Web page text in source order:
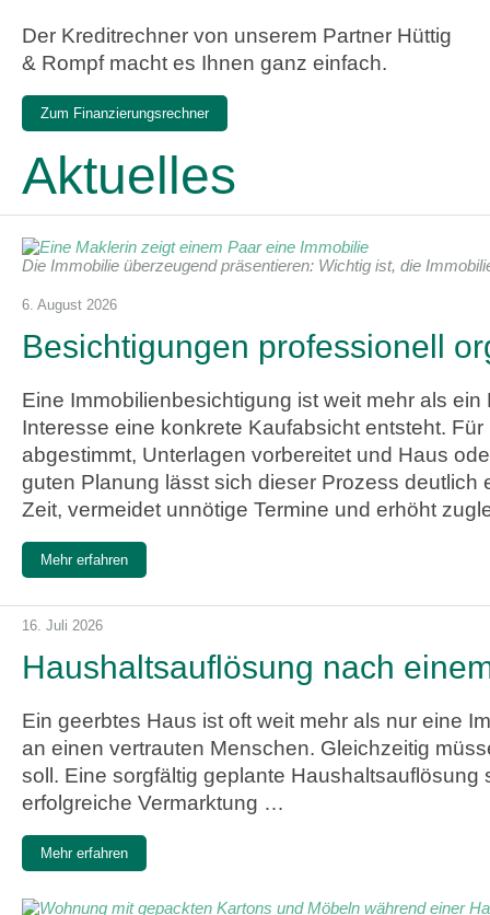
Der Kreditrechner von unserem Partner Hüttig
& Rompf macht es Ihnen ganz einfach.
Zum Finanzierungsrechner
Aktuelles
Die Immobilie überzeugend präsentieren: Wichtig ist, die
6. August 2026
Besichtigungen professionell
Eine Immobilienbesichtigung ist weit mehr als
Interesse eine konkrete Kaufabsicht entsteht.
abgestimmt, Unterlagen vorbereitet und Haus
guten Planung lässt sich dieser Prozess
Zeit, vermeidet unnötige Termine und erhöht
Mehr erfahren
16. Juli 2026
Haushaltsauflösung nach
Ein geerbtes Haus ist oft weit mehr als nur eine
an einen vertrauten Menschen. Gleichzeitig
soll. Eine sorgfältig geplante
erfolgreiche Vermarktung …
Mehr erfahren